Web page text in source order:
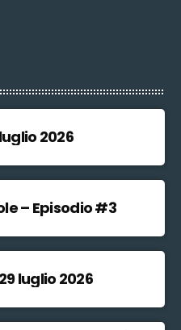
2026
– Episodio #3
luglio 2026